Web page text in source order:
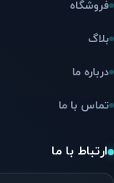
فروشگاه
بلاگ
درباره ما
تماس با ما
ارتباط با ما